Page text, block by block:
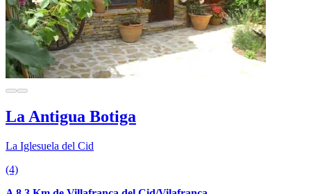
La Antigua Botiga
La Iglesuela del Cid
(4)